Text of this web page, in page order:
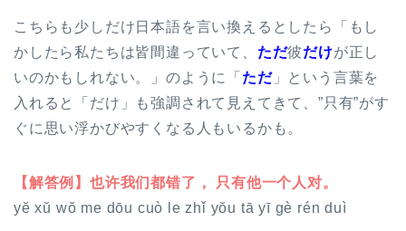
こちらも少しだけ日本語を言い換えるとしたら「もし
かしたら私たちは皆間違っていて、 ただ彼だけが正し
いのかもしれない。」のように「 ただ」という言葉を
入れると「だけ」も強調されて見えてきて、”只有”がす
ぐに思い浮かびやすくなる人もいるかも。
【解答例】也许我们都错了， 只有他一个人对。
yĕ xŭ wŏ me dōu cuò le zhǐ yŏu tā yī gè rén duì